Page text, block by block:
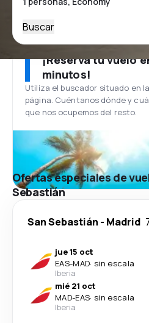
Buscar
¡Reserva tu vuelo
minutos!
Utiliza el buscador situado en
página. Cuéntanos dónde y
que nos ocupemos del resto.
Ofertas especiales de
Sebastián
San Sebastián - Madrid
jue 15 oct
EAS-MAD· sin escala
Iberia
mié 21 oct
MAD-EAS· sin escala
Iberia